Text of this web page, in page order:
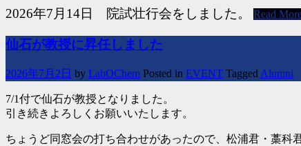
2026年7月14日 院試壮行会をしました。 Read
仙石が教授に昇任しました
2026年7月2日 by LabOChem Posted in EVENT Tagged Alumni
7/1付で仙石が教授となりました。
引き続きよろしくお願いいたします。
ちょうど同窓会の打ち合わせがあったので、松浦君・藁科